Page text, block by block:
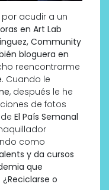
acudir a un
en Art Lab
Community
bloguera en
reencontrarme
. Cuando le
, después le he
de fotos
El País Semanal
como
y da cursos
que
o